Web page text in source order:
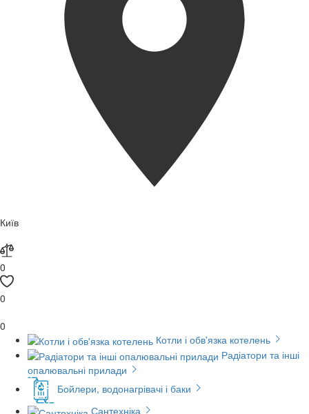
Київ
0
0
0
Котли і обв'язка котелень
Радіатори та інші
опалювальні прилади
Бойлери, водонагрівачі і баки
Сантехніка